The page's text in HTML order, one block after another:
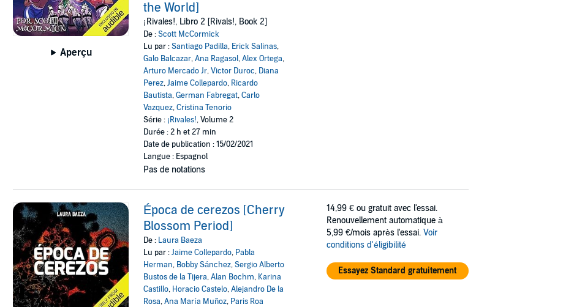
Aperçu
the World]
¡Rivales!, Libro 2 [Rivals!, Book 2]
De :Scott McCormick
Lu par :Santiago Padilla, Erick Salinas,
Galo Balcazar,Ana Ragasol,Alex Ortega,
Arturo Mercado Jr,Victor Duroc, Diana
Perez,Jaime Collepardo, Ricardo
Bautista,German Fabregat,Carlo
Vazquez,Cristina Tenorio
Série : ¡Rivales!, Volume 2
Durée : 2 h et 27 min
Date de publication : 15/02/2021
Langue : Espagnol
Pas de notations
Época de cerezos [Cherry
Blossom Period]
De : Laura Baeza
Lu par :Jaime Collepardo, Pabla
Herman, Bobby Sánchez,Sergio Alberto
Bustos de la Tijera,Alan Bochm, Karina
Castillo, Horacio Castelo,Alejandro De la
Rosa,Ana María Muñoz, Paris Roa
14,99 € ou gratuit avec l'essai.
Renouvellement automatique à
5,99 €/mois après l'essai. Voir
conditions d'éligibilité
Essayez Standard gratuitement